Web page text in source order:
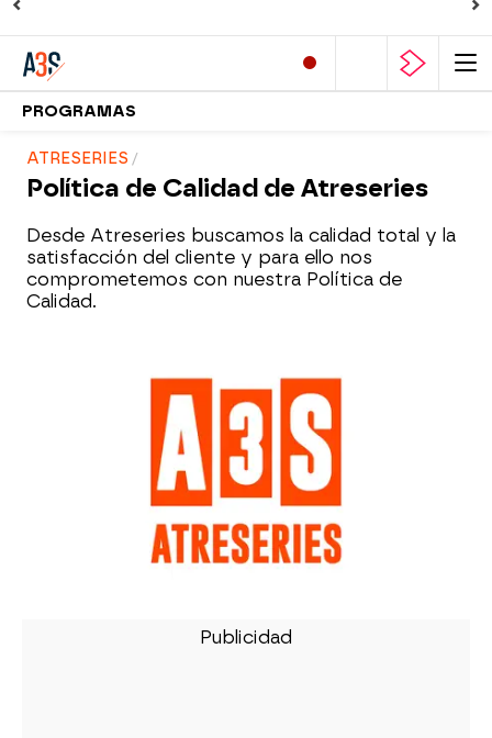
PROGRAMAS
ATRESERIES
Política de Calidad de Atreseries
Desde Atreseries buscamos la calidad total y la
satisfacción del cliente y para ello nos
comprometemos con nuestra Política de
Calidad.